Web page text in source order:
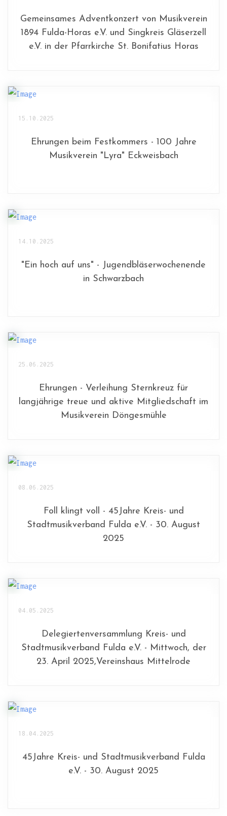
Gemeinsames Adventkonzert von Musikverein
1894 Fulda-Horas e.V. und Singkreis Gläserzell
e.V. in der Pfarrkirche St. Bonifatius Horas
15.10.2025
Ehrungen beim Festkommers - 100 Jahre
Musikverein "Lyra" Eckweisbach
14.10.2025
"Ein hoch auf uns" - Jugendbläserwochenende
in Schwarzbach
25.06.2025
Ehrungen - Verleihung Sternkreuz für
langjährige treue und aktive Mitgliedschaft im
Musikverein Döngesmühle
08.06.2025
Foll klingt voll - 45Jahre Kreis- und
Stadtmusikverband Fulda e.V. - 30. August
2025
04.05.2025
Delegiertenversammlung Kreis- und
Stadtmusikverband Fulda e.V. - Mittwoch, der
23. April 2025,Vereinshaus Mittelrode
18.04.2025
45Jahre Kreis- und Stadtmusikverband Fulda
e.V. - 30. August 2025